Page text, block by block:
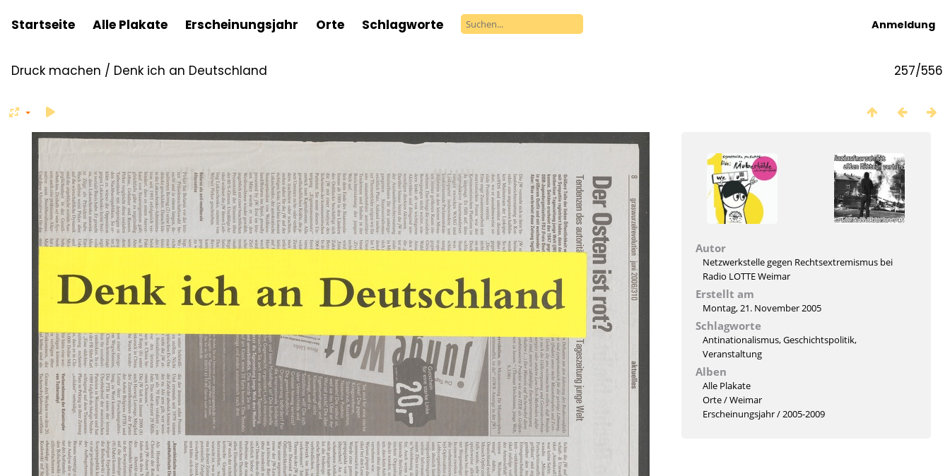
Startseite Alle Plakate Erscheinungsjahr Orte Schlagworte Anmeldung
257/556
Druck machen / Denk ich an Deutschland
Autor
Netzwerkstelle gegen Rechtsextremismus bei
Radio LOTTE Weimar
Erstellt am
Montag, 21. November 2005
Schlagworte
Antinationalismus,Geschichtspolitik,
Veranstaltung
Alben
Alle Plakate
Orte/Weimar
Erscheinungsjahr/2005-2009